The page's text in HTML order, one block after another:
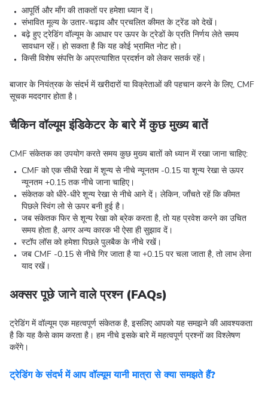
आपूर्ति और माँग की ताकतों पर हमेशा ध्यान दें।
संभावित मूल्य के उतार-चढ़ाव और प्रचलित कीमत के ट्रेंड को देखें।
बढ़े हुए ट्रेडिंग वॉल्यूम के आधार पर ऊपर के ट्रेडों के प्रति निर्णय लेते समय
सावधान रहें। हो सकता है कि यह कोई भ्रामित नोट हो।
किसी विशेष संपत्ति के अप्रत्याशित प्रदर्शन को लेकर सतर्क रहें।
बाजार के नियंत्रक के संदर्भ में खरीदारों या विक्रेताओं की पहचान करने के लिए, CMF
सूचक मददगार होता है।
चैकिन वॉल्यूम इंडिकेटर के बारे में कुछ मुख्य बातें
CMF संकेतक का उपयोग करते समय कुछ मुख्य बातों को ध्यान में रखा जाना चाहिए:
CMF को एक सीधी रेखा में शून्य से नीचे न्यूनतम -0.15 या शून्य रेखा से ऊपर
न्यूनतम +0.15 तक नीचे जाना चाहिए।
संकेतक को धीरे-धीरे शून्य रेखा से नीचे आने दें। लेकिन, जाँचते रहें कि कीमत
पिछले स्विंग लो से ऊपर बनी हुई है।
जब संकेतक फिर से शून्य रेखा को ब्रेक करता है, तो यह प्रवेश करने का उचित
समय होता है, अगर अन्य कारक भी ऐसा ही सुझाव दें।
स्टॉप लॉस को हमेशा पिछले पुलबैक के नीचे रखें।
जब CMF -0.15 से नीचे गिर जाता है या +0.15 पर चला जाता है, तो लाभ लेना
याद रखें।
अक्सर पूछे जाने वाले प्रश्न (FAQs)
ट्रेडिंग में वॉल्यूम एक महत्वपूर्ण संकेतक है, इसलिए आपको यह समझने की आवश्यकता
है कि यह कैसे काम करता है। हम नीचे इसके बारे में महत्वपूर्ण प्रश्नों का विश्लेषण
करेंगे।
ट्रेडिंग के संदर्भ में आप वॉल्यूम यानी मात्रा से क्या समझते हैं?